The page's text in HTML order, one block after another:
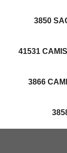
3850
41531
3866